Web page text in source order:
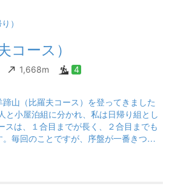
）
コース）
1,668m 4
山（比羅夫コース）を登ってきました
毎回のことですが、序盤が一番きつく